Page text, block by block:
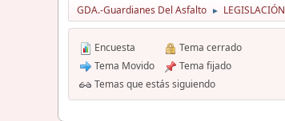
GDA.-Guardianes Del Asfalto ► LEGISLACIÓN
Encuesta
Tema Movido
Tema cerrado
Tema fijado
Temas que estás siguiendo